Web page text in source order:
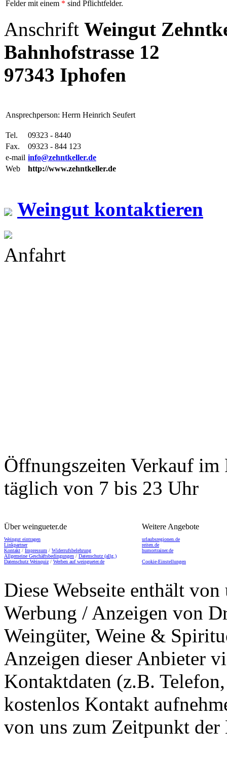
Felder mit einem * sind Pflichtfelder.
Anschrift Weingut
Bahnhofstrasse 12
97343 Iphofen
Ansprechperson: Herrn Heinrich Seufert
Tel.
09323 - 8440
Fax.
09323 - 844 123
e-mail info@zehntkeller.de
Web
http://www.zehntkeller.de
Weingut kontaktieren
Anfahrt
Öffnungszeiten Verkauf im
täglich von 7 bis 23 Uhr
Über weingueter.de
Weingut eintragen
Linkpartner
Kontakt / Impressum / Widerrufsbelehrung
Allgemeine Geschäftsbedingungen / Datenschutz (allg.)
Datenschutz Weinquiz / Werben auf weingueter.de
Weitere Angebote
urlaubsregionen.de
reiten.de
humortrainer.de
Cookie-Einstellungen
Diese Webseite enthält
Werbung / Anzeigen von
Weingüter, Weine &
Anzeigen dieser Anbieter
Kontaktdaten (z.B.
kostenlos Kontakt
von uns zum Zeitpunkt